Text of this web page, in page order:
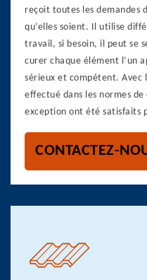
reçoit toutes les demandes
qu’elles soient. Il utilise
travail, si besoin, il peut se
curer chaque élément l’un
sérieux et compétent. Avec
effectué dans les normes de
exception ont été satisfaits
CONTACTEZ-